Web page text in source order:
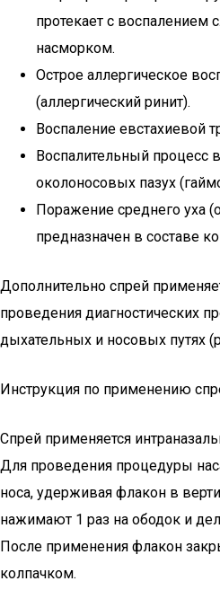
протекает с воспалением
насморком.
Острое аллергическое
(аллергический ринит).
Воспаление евстахиевой
Воспалительный процесс
околоносовых пазух
Поражение среднего уха
предназначен в составе
Дополнительно спрей
проведения диагностических
дыхательных и носовых путях
Инструкция по применению
Спрей применяется
Для проведения процедуры
носа, удерживая флакон в
нажимают 1 раз на ободок и
После применения флакон
колпачком.